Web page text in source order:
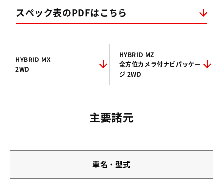
スペック表のPDFはこちら
HYBRID MX
2WD
HYBRID MZ
全方位カメラ付ナビパッケー
ジ 2WD
主要諸元
車名・型式